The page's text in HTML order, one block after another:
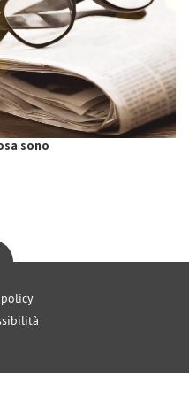
sono